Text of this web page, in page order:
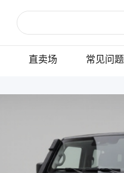
直卖场 常见问题